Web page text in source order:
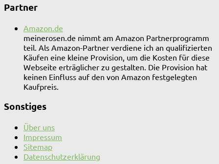
Partner
Amazon.de
meinerosen.de nimmt am Amazon Partnerprogramm
teil. Als Amazon-Partner verdiene ich an qualifizierten
Käufen eine kleine Provision, um die Kosten für diese
Webseite erträglicher zu gestalten. Die Provision hat
keinen Einfluss auf den von Amazon festgelegten
Kaufpreis.
Sonstiges
Über uns
Impressum
Sitemap
Datenschutzerklärung